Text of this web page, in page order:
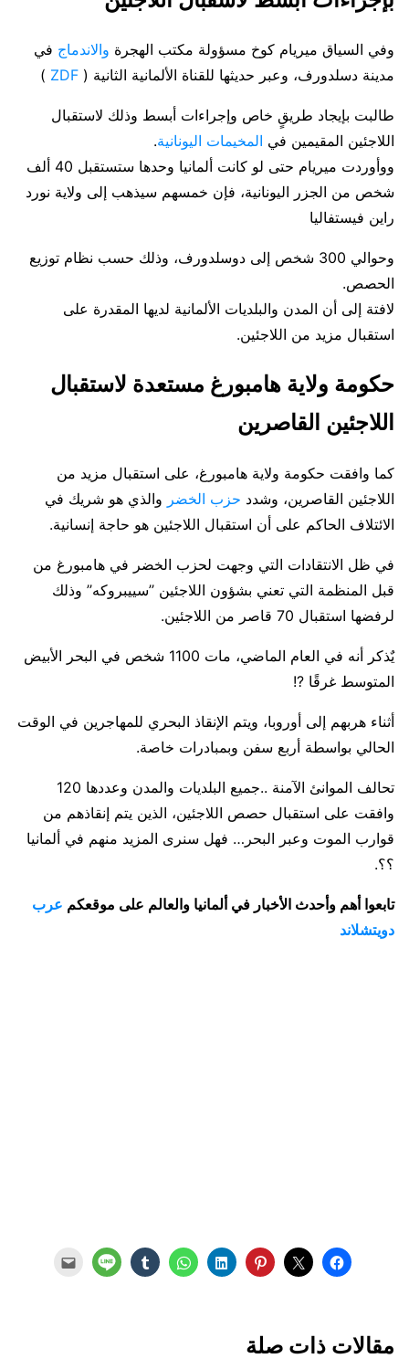
وفي السياق ميريام كوخ مسؤولة مكتب الهجرة والاندماج في
مدينة دسلدورف، وعبر حديثها للقناة الألمانية الثانية ( ZDF
)
طالبت بإيجاد طريقٍ خاص وإجراءات أبسط وذلك لاستقبال
اللاجئين المقيمين في المخيمات اليونانية.
ووأوردت ميريام حتى لو كانت ألمانيا وحدها ستستقبل 40 ألف
شخص من الجزر اليونانية، فإن خمسهم سيذهب إلى ولاية نورد
راين فيستفاليا
وحوالي 300 شخص إلى دوسلدورف، وذلك حسب نظام توزيع
الحصص.
لافتة إلى أن المدن والبلديات الألمانية لديها المقدرة على
استقبال مزيد من اللاجئين.
حكومة ولاية هامبورغ مستعدة لاستقبال
اللاجئين القاصرين
كما وافقت حكومة ولاية هامبورغ، على استقبال مزيد من
اللاجئين القاصرين، وشدد حزب الخضر والذي هو شريك في
الائتلاف الحاكم على أن استقبال اللاجئين هو حاجة إنسانية.
في ظل الانتقادات التي وجهت لحزب الخضر في هامبورغ من
قبل المنظمة التي تعني بشؤون اللاجئين ’’سييبروكه’’ وذلك
لرفضها استقبال 70 قاصر من اللاجئين.
يٌذكر أنه في العام الماضي، مات 1100 شخص في البحر الأبيض
المتوسط غرقًا ?!
أثناء هربهم إلى أوروبا، ويتم الإنقاذ البحري للمهاجرين في الوقت
الحالي بواسطة أربع سفن وبمبادرات خاصة.
تحالف الموانئ الآمنة ..جميع البلديات والمدن وعددها 120
وافقت على استقبال حصص اللاجئين، الذين يتم إنقاذهم من
قوارب الموت وعبر البحر… فهل سنرى المزيد منهم في ألمانيا
؟؟.
تابعوا أهم وأحدث الأخبار في ألمانيا والعالم على موقعكم عرب
دويتشلاند
مقالات ذات صلة